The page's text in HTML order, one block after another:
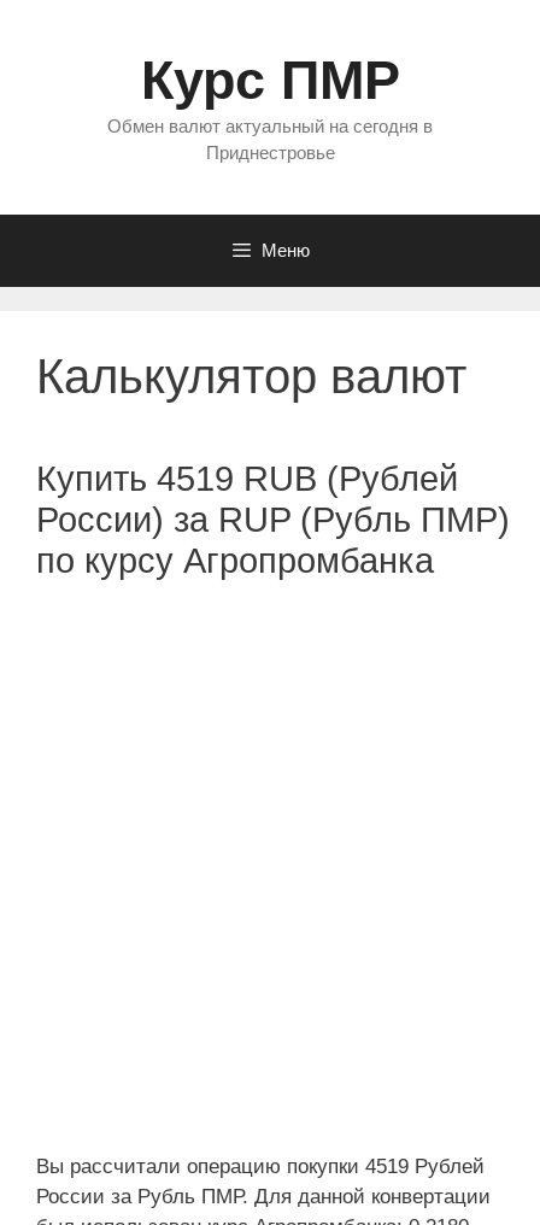
Курс ПМР
Обмен валют актуальный на сегодня в
Приднестровье
Меню
Калькулятор валют
Купить 4519 RUB (Рублей
России) за RUP (Рубль ПМР)
по курсу Агропромбанка
Вы рассчитали операцию покупки 4519 Рублей
России за Рубль ПМР. Для данной конвертации